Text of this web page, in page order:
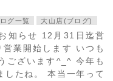
グ一覧 大山店(ブログ)
知らせ 12月31日迄営
業開始します いつも
ございます^_^ 今年も
したね。 本当一年って